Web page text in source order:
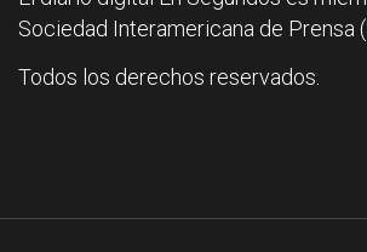
Sociedad Interamericana de Prensa
Todos los derechos reservados.